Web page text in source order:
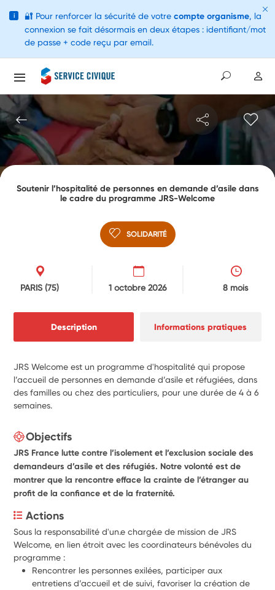
Soutenir l’hospitalité de personnes en demande d’asile dans
le cadre du programme JRS-Welcome
SOLIDARITÉ
PARIS(75) 1 octobre 2026 8 mois
Description Informations pratiques
JRS Welcome est un programme d'hospitalité qui propose
l’accueil de personnes en demande d’asile et réfugiées, dans
des familles ou chez des particuliers, pour une durée de 4 à 6
semaines.
Objectifs
JRS France lutte contre l’isolement et l’exclusion sociale des
demandeurs d’asile et des réfugiés. Notre volonté est de
montrer que la rencontre efface la crainte de l’étranger au
profit de la confiance et de la fraternité.
Actions
Sous la responsabilité d'un.e chargé.e de mission de JRS
Welcome, en lien étroit avec les coordinateurs bénévoles du
programme :
Rencontrer les personnes exilées, participer aux
entretiens d’accueil et de suivi, favoriser la création de
i 🔐 Pour renforcer la sécurité de votre compte organisme, la
connexion se fait désormais en deux étapes : identifiant/mot
de passe + code reçu par email.